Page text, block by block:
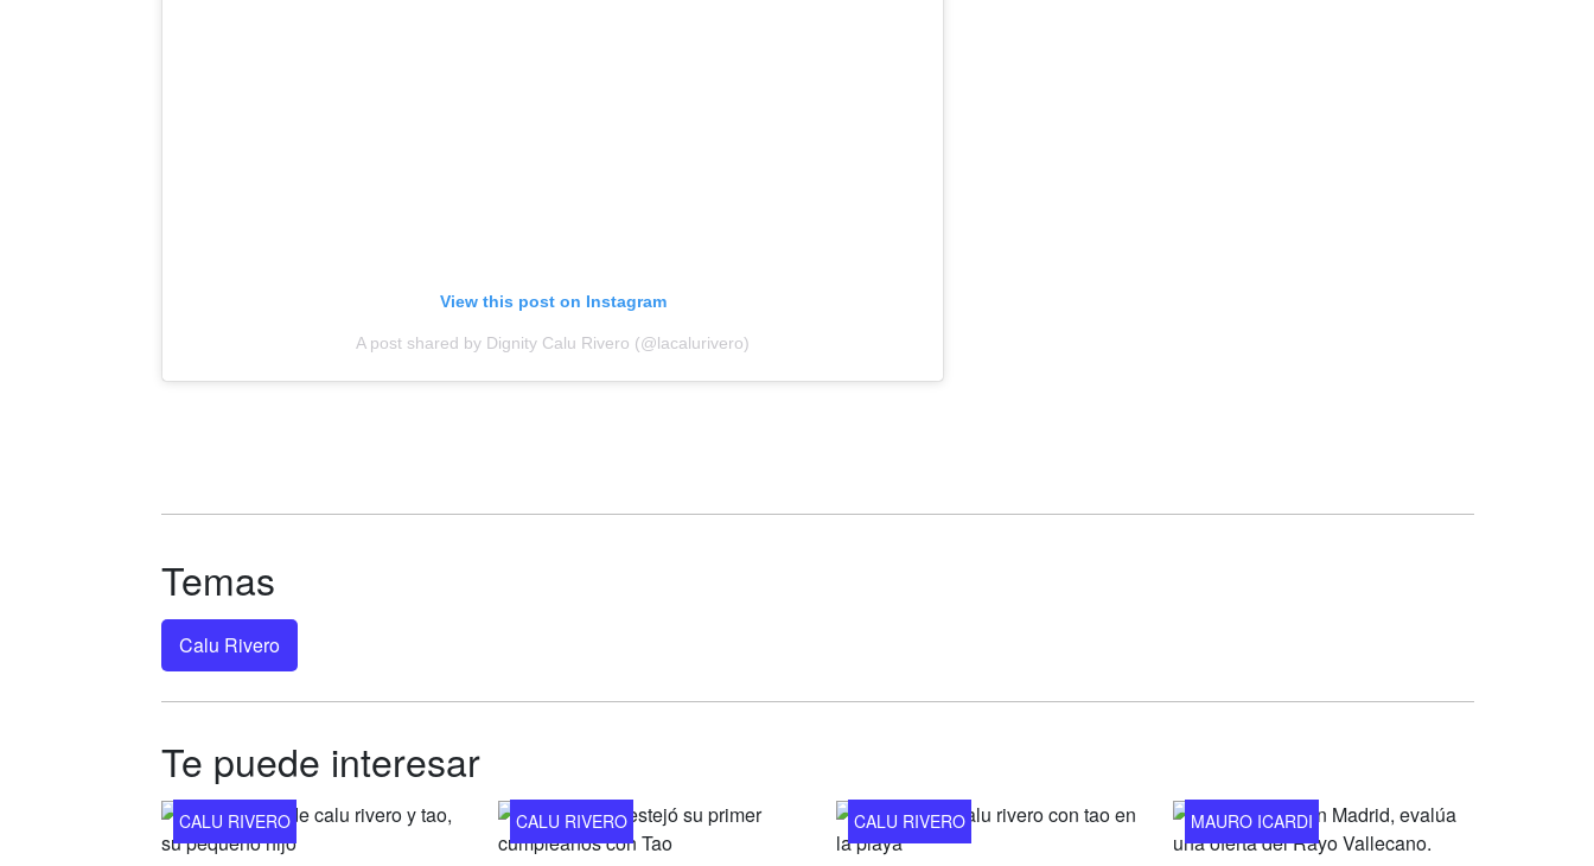
View this post on Instagram
A post shared by Dignity Calu Rivero (@lacalurivero)
Temas
Calu Rivero
Te puede interesar
CALU RIVERO CALU RIVERO CALU RIVERO MAURO ICARDI